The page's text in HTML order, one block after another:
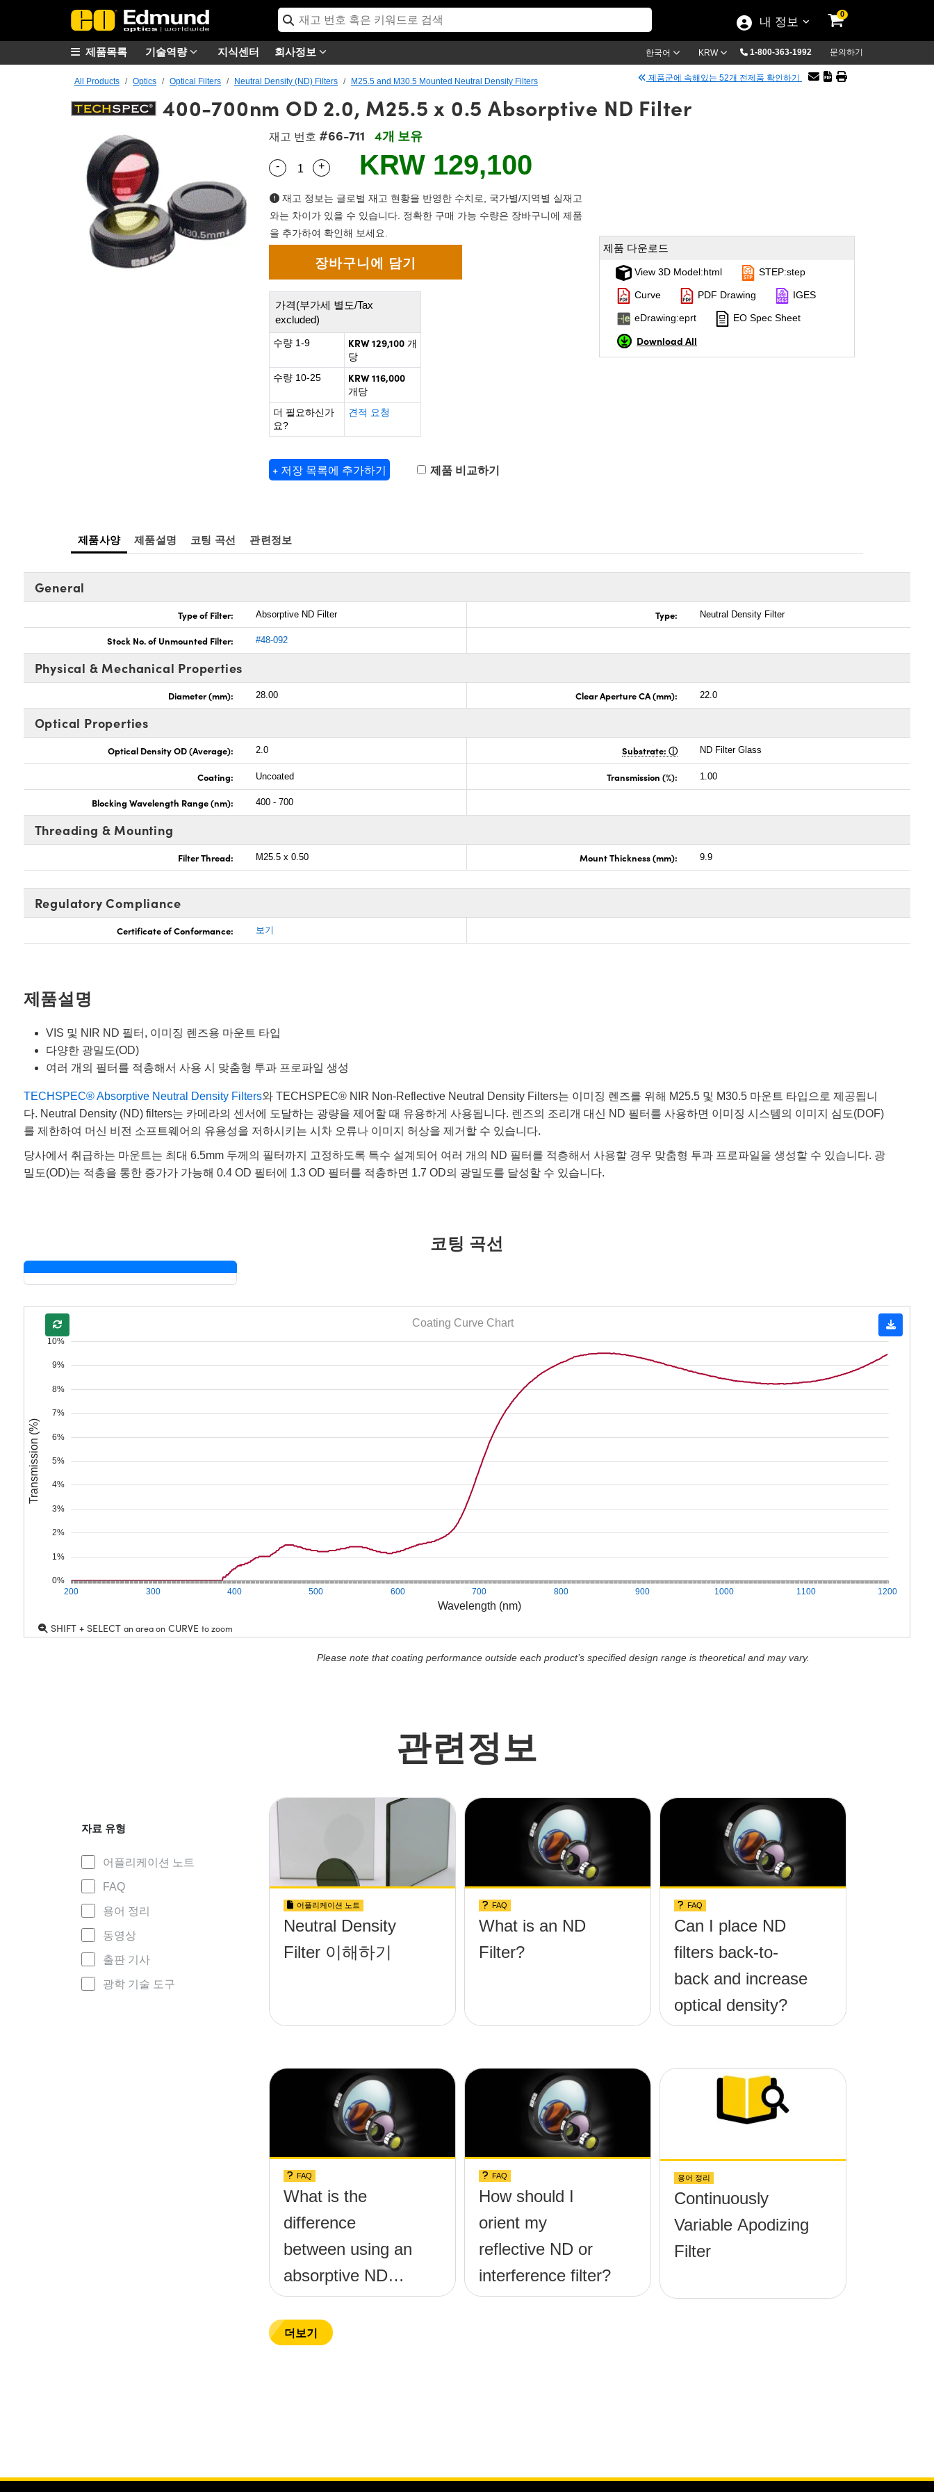
내 정보
0
기술역량 지식센터 회사정보 한국어 KRW 1-800-363-1992 문의하기
제품목록
All Products Optics Optical Filters Neutral Density (ND) Filters M25.5 and M30.5 Mounted Neutral Density Filters 제품군에 속해있는 52개 전제품 확인하기
400-700nm OD 2.0, M25.5 x 0.5 Absorptive ND Filter
재고 번호 #66-711 4개 보유
Quantity Selector
- Use the plus and minus buttons to adjust the quantity.
+ KRW 129,100
재고 정보는 글로벌 재고 현황을 반영한 수치로, 국가별/지역별 실재고
와는 차이가 있을 수 있습니다. 정확한 구매 가능 수량은 장바구니에 제품
을 추가하여 확인해 보세요.
가격(부가세 별도/Tax
excluded)
수량 1-9 KRW 129,100 개
당
수량 10-25
KRW 116,000
개당
더 필요하신가
요?
견적 요청
+ 저장 목록에 추가하기 제품 비교하기
제품 다운로드
View 3D Model:html STEP:step
Curve PDF Drawing IGES
eDrawing:eprt EO Spec Sheet
Download All
제품사양 제품설명 코팅 곡선 관련정보
General
Type of Filter: Absorptive ND Filter Type: Neutral Density Filter
Stock No. of Unmounted Filter: #48-092
Physical & Mechanical Properties
Diameter (mm): 28.00 Clear Aperture CA (mm): 22.0
Optical Properties
Optical Density OD (Average): 2.0 Substrate: ND Filter Glass
Coating: Uncoated Transmission (%): 1.00
Blocking Wavelength Range (nm): 400 - 700
Threading & Mounting
Filter Thread: M25.5 x 0.50 Mount Thickness (mm): 9.9
Regulatory Compliance
Certificate of Conformance: 보기
제품설명
VIS 및 NIR ND 필터, 이미징 렌즈용 마운트 타입
다양한 광밀도(OD)
여러 개의 필터를 적층해서 사용 시 맞춤형 투과 프로파일 생성
TECHSPEC® Absorptive Neutral Density Filters와 TECHSPEC® NIR Non-Reflective Neutral Density Filters는 이미징 렌즈를 위해 M25.5 및 M30.5 마운트 타입으로 제공됩니
다. Neutral Density (ND) filters는 카메라의 센서에 도달하는 광량을 제어할 때 유용하게 사용됩니다. 렌즈의 조리개 대신 ND 필터를 사용하면 이미징 시스템의 이미지 심도(DOF)
를 제한하여 머신 비전 소프트웨어의 유용성을 저하시키는 시차 오류나 이미지 허상을 제거할 수 있습니다.
당사에서 취급하는 마운트는 최대 6.5mm 두께의 필터까지 고정하도록 특수 설계되어 여러 개의 ND 필터를 적층해서 사용할 경우 맞춤형 투과 프로파일을 생성할 수 있습니다. 광
밀도(OD)는 적층을 통한 증가가 가능해 0.4 OD 필터에 1.3 OD 필터를 적층하면 1.7 OD의 광밀도를 달성할 수 있습니다.
코팅 곡선
Wavelength (nm)
200 300 400 500 600 700 800 900 1000 1100 1200
0%
1%
2%
3%
4%
5%
6%
7%
8%
9%
10%
Transmission (%)
Coating Curve Chart
SHIFT + SELECT an area onCURVE to zoom
Please note that coating performance outside each product’s specified design range is theoretical and may vary.
관련정보
자료 유형
어플리케이션 노트
FAQ
용어 정리
동영상
출판 기사
광학 기술 도구
어플리케이션 노트
Neutral Density
Filter 이해하기
FAQ
What is an ND
Filter?
FAQ
Can I place ND
filters back-to-
back and increase
optical density?
FAQ
What is the
difference
between using an
absorptive ND
filter and a
reflective ND
FAQ
How should I
orient my
reflective ND or
interference filter?
용어 정리
Continuously
Variable Apodizing
Filter
더보기